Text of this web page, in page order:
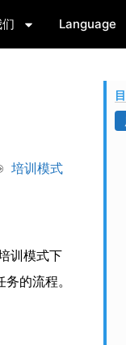
Language
培训模式
训模式下
的流程。